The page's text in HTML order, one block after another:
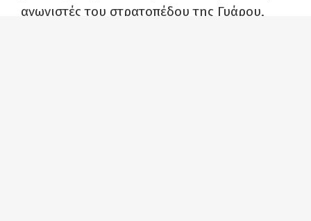
αγωνιστές του στρατοπέδου της Γυάρου,